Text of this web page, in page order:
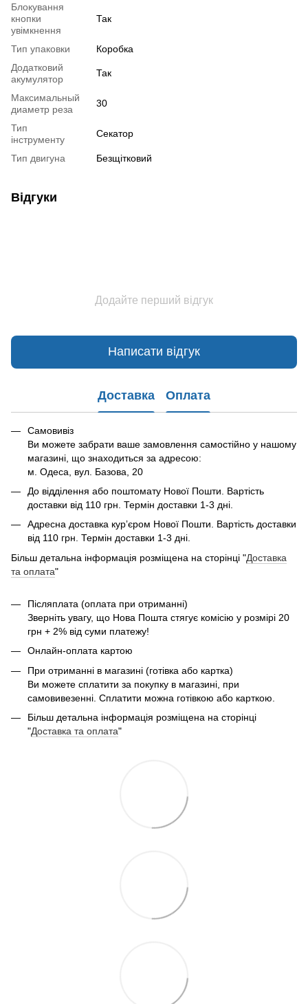
Блокування
кнопки
увімкнення
Так
Тип упаковки
Коробка
Додатковий
акумулятор
Так
Максимальный
диаметр реза
30
Тип
інструменту
Секатор
Тип двигуна Безщітковий
Відгуки
Додайте перший відгук
Написати відгук
Доставка Оплата
Самовивіз
Ви можете забрати ваше замовлення самостійно у нашому
магазині, що знаходиться за адресою:
м. Одеса, вул. Базова, 20
До відділення або поштомату Нової Пошти. Вартість
доставки від 110 грн. Термін доставки 1-3 дні.
Адресна доставка курʼєром Нової Пошти. Вартість доставки
від 110 грн. Термін доставки 1-3 дні.
Більш детальна інформація розміщена на сторінці "Доставка
та оплата"
Післяплата (оплата при отриманні)
Зверніть увагу, що Нова Пошта стягує комісію у розмірі 20
грн + 2% від суми платежу!
Онлайн-оплата картою
При отриманні в магазині (готівка або картка)
Ви можете сплатити за покупку в магазині, при
самовивезенні. Сплатити можна готівкою або карткою.
Більш детальна інформація розміщена на сторінці
"Доставка та оплата"